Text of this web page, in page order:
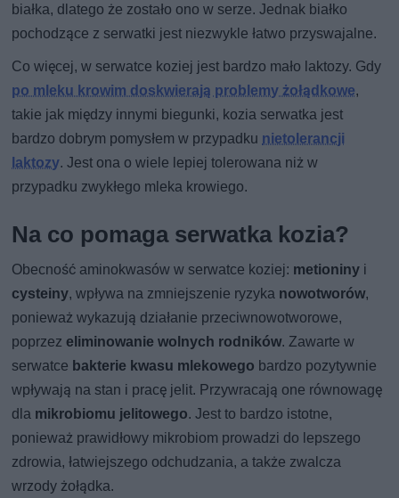
białka, dlatego że zostało ono w serze. Jednak białko
pochodzące z serwatki jest niezwykle łatwo przyswajalne.
Co więcej, w serwatce koziej jest bardzo mało laktozy. Gdy
po mleku krowim doskwierają problemy żołądkowe,
takie jak między innymi biegunki, kozia serwatka jest
bardzo dobrym pomysłem w przypadku nietolerancji
laktozy. Jest ona o wiele lepiej tolerowana niż w
przypadku zwykłego mleka krowiego.
Na co pomaga serwatka kozia?
Obecność aminokwasów w serwatce koziej: metioniny i
cysteiny, wpływa na zmniejszenie ryzyka nowotworów,
ponieważ wykazują działanie przeciwnowotworowe,
poprzez eliminowanie wolnych rodników. Zawarte w
serwatce bakterie kwasu mlekowego bardzo pozytywnie
wpływają na stan i pracę jelit. Przywracają one równowagę
dla mikrobiomu jelitowego. Jest to bardzo istotne,
ponieważ prawidłowy mikrobiom prowadzi do lepszego
zdrowia, łatwiejszego odchudzania, a także zwalcza
wrzody żołądka.